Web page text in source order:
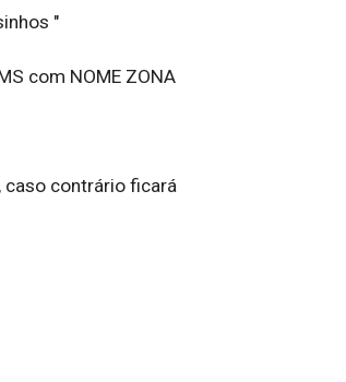
"
com NOME ZONA
caso contrário ficará